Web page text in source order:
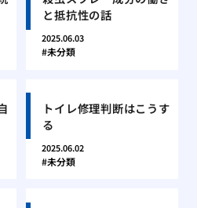
と抵抗性の話
2025.06.03
未分類
トイレ修理判断はこうす
る
2025.06.02
未分類